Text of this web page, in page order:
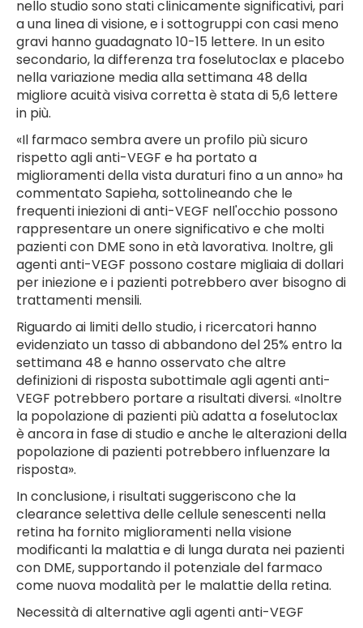
nello studio sono stati clinicamente significativi, pari
a una linea di visione, e i sottogruppi con casi meno
gravi hanno guadagnato 10-15 lettere. In un esito
secondario, la differenza tra foselutoclax e placebo
nella variazione media alla settimana 48 della
migliore acuità visiva corretta è stata di 5,6 lettere
in più.
«Il farmaco sembra avere un profilo più sicuro
rispetto agli anti-VEGF e ha portato a
miglioramenti della vista duraturi fino a un anno» ha
commentato Sapieha, sottolineando che le
frequenti iniezioni di anti-VEGF nell'occhio possono
rappresentare un onere significativo e che molti
pazienti con DME sono in età lavorativa. Inoltre, gli
agenti anti-VEGF possono costare migliaia di dollari
per iniezione e i pazienti potrebbero aver bisogno di
trattamenti mensili.
Riguardo ai limiti dello studio, i ricercatori hanno
evidenziato un tasso di abbandono del 25% entro la
settimana 48 e hanno osservato che altre
definizioni di risposta subottimale agli agenti anti-
VEGF potrebbero portare a risultati diversi. «Inoltre
la popolazione di pazienti più adatta a foselutoclax
è ancora in fase di studio e anche le alterazioni della
popolazione di pazienti potrebbero influenzare la
risposta».
In conclusione, i risultati suggeriscono che la
clearance selettiva delle cellule senescenti nella
retina ha fornito miglioramenti nella visione
modificanti la malattia e di lunga durata nei pazienti
con DME, supportando il potenziale del farmaco
come nuova modalità per le malattie della retina.
Necessità di alternative agli agenti anti-VEGF